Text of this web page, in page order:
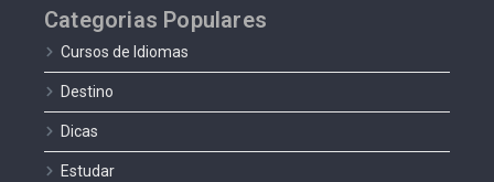
Categorias Populares
Cursos de Idiomas
Destino
Dicas
Estudar